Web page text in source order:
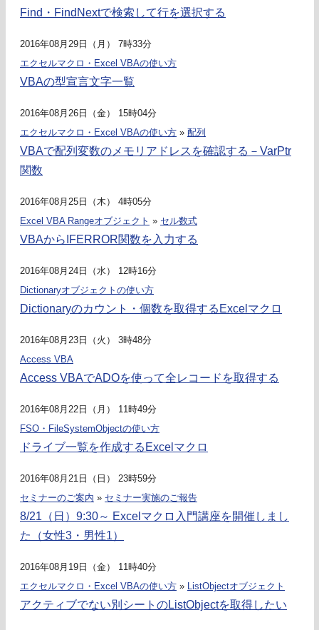
Find・FindNextで検索して行を選択する
2016年08月29日（月） 7時33分
エクセルマクロ・Excel VBAの使い方
VBAの型宣言文字一覧
2016年08月26日（金） 15時04分
エクセルマクロ・Excel VBAの使い方 » 配列
VBAで配列変数のメモリアドレスを確認する－VarPtr
関数
2016年08月25日（木） 4時05分
Excel VBA Rangeオブジェクト » セル数式
VBAからIFERROR関数を入力する
2016年08月24日（水） 12時16分
Dictionaryオブジェクトの使い方
Dictionaryのカウント・個数を取得するExcelマクロ
2016年08月23日（火） 3時48分
Access VBA
Access VBAでADOを使って全レコードを取得する
2016年08月22日（月） 11時49分
FSO・FileSystemObjectの使い方
ドライブ一覧を作成するExcelマクロ
2016年08月21日（日） 23時59分
セミナーのご案内 » セミナー実施のご報告
8/21（日）9:30～ Excelマクロ入門講座を開催しまし
た（女性3・男性1）
2016年08月19日（金） 11時40分
エクセルマクロ・Excel VBAの使い方 » ListObjectオブジェクト
アクティブでない別シートのListObjectを取得したい